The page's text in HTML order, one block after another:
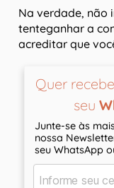
Na verdade, não
tenteganhar a
acreditar que
Quer
seu
Junte-se às
nossa
seu WhatsApp